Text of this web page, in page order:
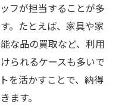
に多い質問に回答
の不用品も安心
柔軟対応が可能
柔軟なサービスが魅
フが担当することが多
。たとえば、家具や家
な品の買取など、利用
られるケースも多いで
を活かすことで、納得
ます。